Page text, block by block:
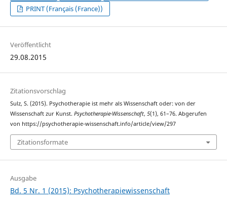
PRINT (Français (France))
Veröffentlicht
29.08.2015
Zitationsvorschlag
Sulz, S. (2015). Psychotherapie ist mehr als Wissenschaft oder: von der
Wissenschaft zur Kunst. Psychotherapie-Wissenschaft, 5(1), 61–76. Abgerufen
von https://psychotherapie-wissenschaft.info/article/view/297
Zitationsformate
Ausgabe
Bd. 5 Nr. 1 (2015): Psychotherapiewissenschaft